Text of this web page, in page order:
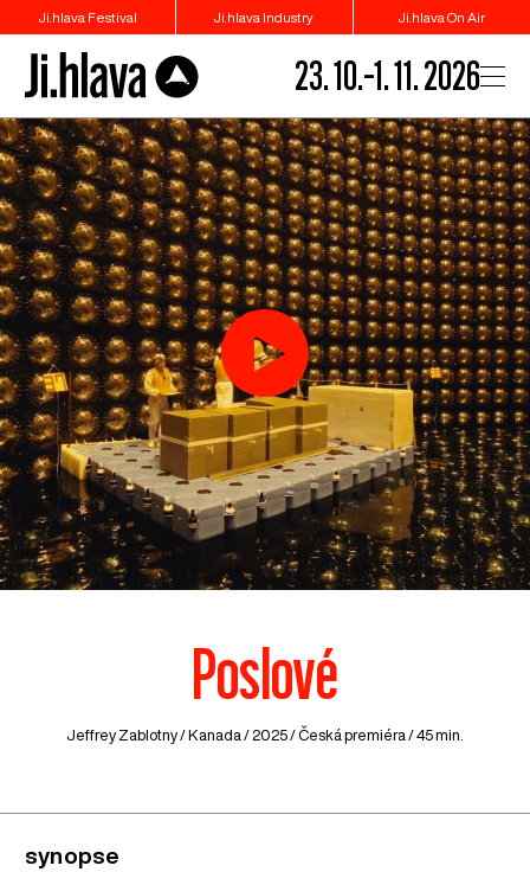
Ji.hlava Festival Ji.hlava Industry Ji.hlava On Air
23. 10.–1. 11. 2026
Poslové
Jeffrey Zablotny / Kanada / 2025 / Česká premiéra / 45 min.
synopse